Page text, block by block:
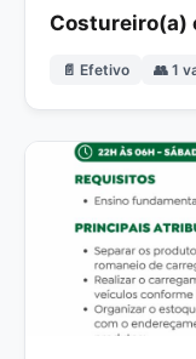
Costureiro(a)
📄 Efetivo 👥 1